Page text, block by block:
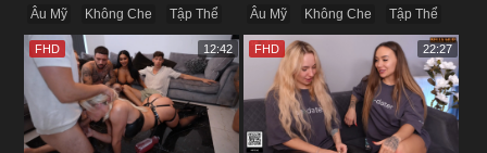
Âu Mỹ
Không Che Tập Thể
Âu Mỹ
Không Che Tập Thể
FHD 12:42 FHD 22:27